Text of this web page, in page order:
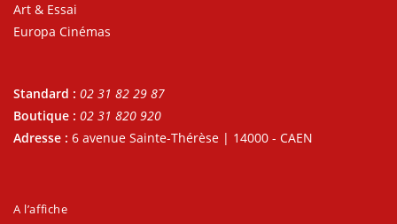
Art & Essai
Europa Cinémas
Standard : 02 31 82 29 87
Boutique : 02 31 820 920
Adresse : 6 avenue Sainte-Thérèse | 14000 - CAEN
A l’affiche